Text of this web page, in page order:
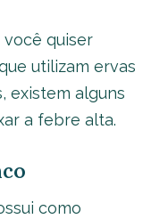
você quiser
utilizam ervas
existem alguns
a febre alta.
como